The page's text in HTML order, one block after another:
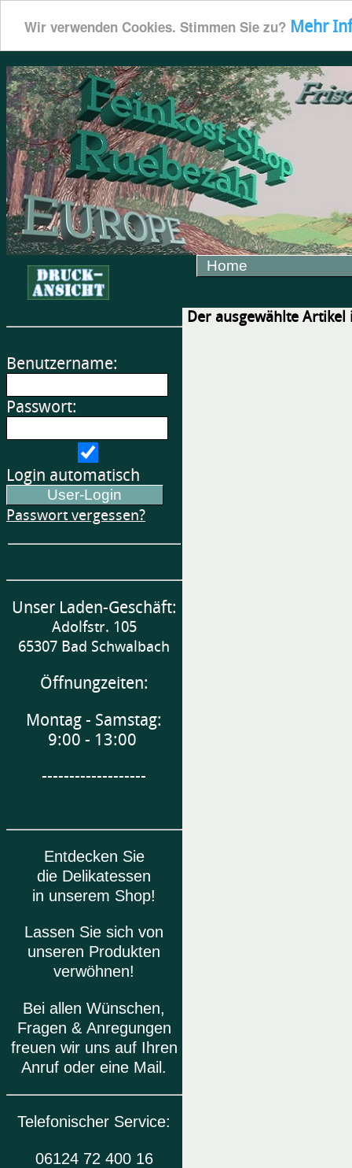
Wir verwenden Cookies. Stimmen Sie zu? Mehr
Home
Benutzername:
Passwort:
Login automatisch
Passwort vergessen?
Unser Laden-Geschäft:
Adolfstr. 105
65307 Bad Schwalbach
Öffnungzeiten:
Montag - Samstag:
9:00 - 13:00
-------------------
Entdecken Sie
die Delikatessen
in unserem Shop!
Lassen Sie sich von
unseren Produkten
verwöhnen!
Bei allen Wünschen,
Fragen & Anregungen
freuen wir uns auf Ihren
Anruf oder eine Mail.
Telefonischer Service:
06124 72 400 16
Der ausgewählte